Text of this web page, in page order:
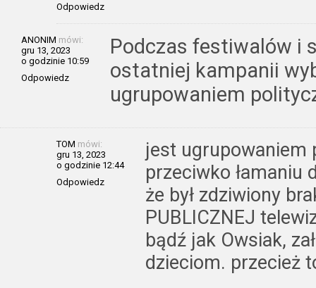
Odpowiedz
ANONIM mówi:
gru 13, 2023
o godzinie 10:59
Odpowiedz
Podczas festiwalów i
ostatniej kampanii
ugrupowaniem
TOM mówi:
gru 13, 2023
o godzinie 12:44
Odpowiedz
jest ugrupowaniem
przeciwko łamaniu
że był zdziwiony
PUBLICZNEJ
bądź jak Owsiak,
dzieciom. przecież